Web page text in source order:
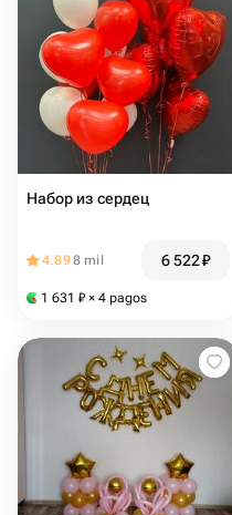
Набор из сердец
4.898 mil 6 522₽
1 631 ₽ × 4 pagos